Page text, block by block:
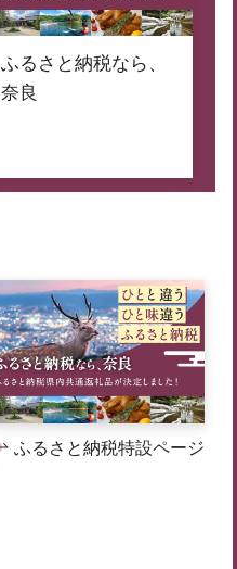
ふるさと納税なら、
奈良
ふるさと納税特設ページ